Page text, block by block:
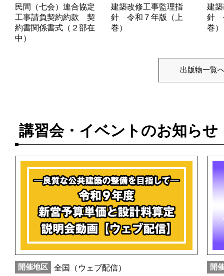
民間（七会）連合協定
工事請負契約約款 契
約書関係書式（２部在
中）
建築改修工事監理指
針 令和７年版（上
巻）
建
針
巻）
出版物一覧
講習会・イベントのお知らせ
開催地区 全国（ウェブ配信）
開